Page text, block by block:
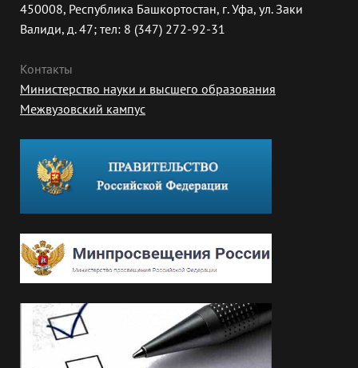
450008, Республика Башкортостан, г. Уфа, ул. Заки
Валиди, д. 47; тел: 8 (347) 272-92-31
Контакты
Министерство науки и высшего образования
Межвузовский кампус